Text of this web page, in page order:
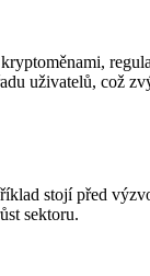
uživatelů, což
stojí před
sektoru.